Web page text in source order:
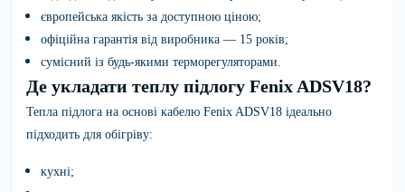
європейська якість за доступною ціною;
офіційна гарантія від виробника — 15 років;
сумісний із будь-якими терморегуляторами.
Де укладати теплу підлогу Fenix ADSV18?
Тепла підлога на основі кабелю Fenix ADSV18 ідеально
підходить для обігріву:
кухні;